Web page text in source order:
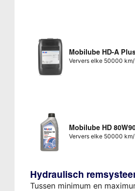
Mobilube HD-A
Ververs elke 50000
Mobilube HD
Ververs elke 50000
Hydraulisch
Tussen minimum en